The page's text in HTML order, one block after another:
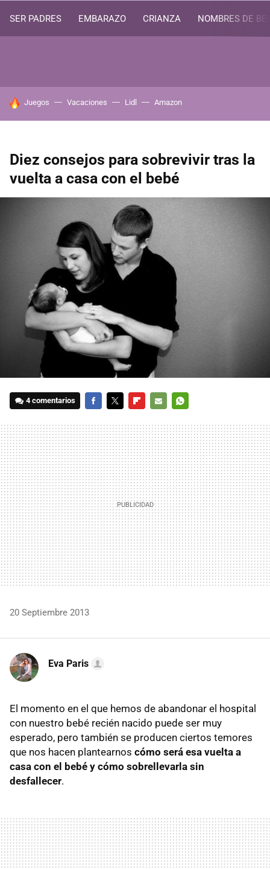
SER PADRES EMBARAZO CRIANZA NOMBRES DE
HOY SE HABLA DE
Juegos Vacaciones Lidl Amazon
Diez consejos para sobrevivir tras la
vuelta a casa con el bebé
4 comentarios
MAIL
20 Septiembre 2013
Eva Paris
El momento en el que hemos de abandonar el hospital
con nuestro bebé recién nacido puede ser muy
esperado, pero también se producen ciertos temores
que nos hacen plantearnos cómo será esa vuelta a
casa con el bebé y cómo sobrellevarla sin
desfallecer.